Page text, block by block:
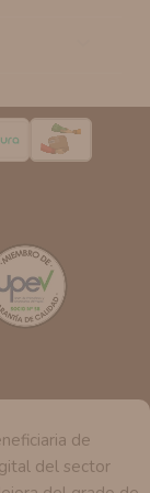
tal y como
en
de
del sector